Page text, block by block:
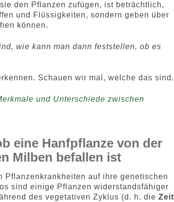
den Pflanzen zufügen, ist beträchtlich,
und Flüssigkeiten, sondern geben über
können.
wie kann man dann feststellen, ob es
Schauen wir mal, welche das sind.
und Unterschiede zwischen
eine Hanfpflanze von der
Milben befallen ist
Pflanzenkrankheiten auf ihre genetischen
sind einige Pflanzen widerstandsfähiger
des vegetativen Zyklus (d. h. dieZeit